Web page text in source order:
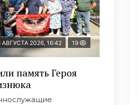
АВГУСТА 2026, 16:42 19
память Героя